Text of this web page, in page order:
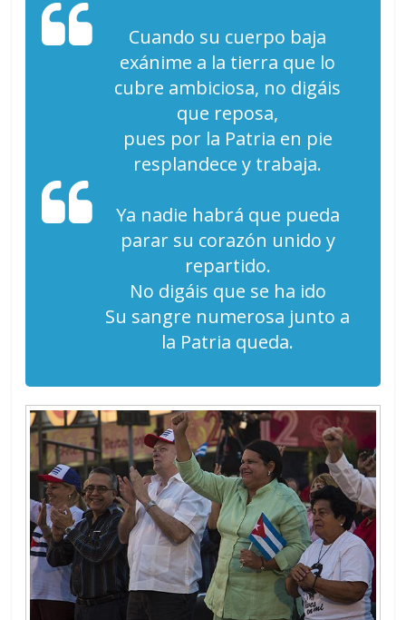
Cuando su cuerpo baja
exánime a la tierra que lo
cubre ambiciosa, no digáis
que reposa,
pues por la Patria en pie
resplandece y trabaja.
Ya nadie habrá que pueda
parar su corazón unido y
repartido.
No digáis que se ha ido
Su sangre numerosa junto a
la Patria queda.